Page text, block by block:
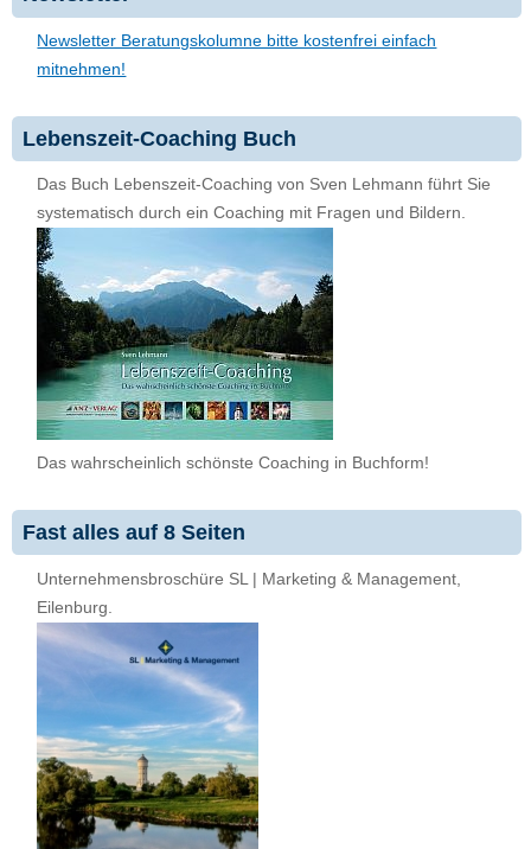
Newsletter Beratungskolumne bitte kostenfrei einfach
mitnehmen!
Lebenszeit-Coaching Buch
Das Buch Lebenszeit-Coaching von Sven Lehmann führt Sie
systematisch durch ein Coaching mit Fragen und Bildern.
Das wahrscheinlich schönste Coaching in Buchform!
Fast alles auf 8 Seiten
Unternehmensbroschüre SL | Marketing & Management,
Eilenburg.